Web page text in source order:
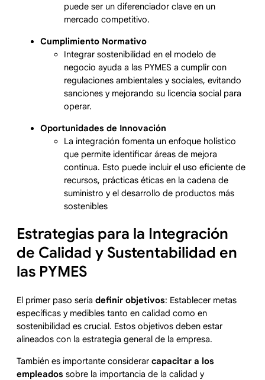
puede ser un diferenciador clave en un
mercado competitivo.
Cumplimiento Normativo
Integrar sostenibilidad en el modelo de
negocio ayuda a las PYMES a cumplir con
regulaciones ambientales y sociales, evitando
sanciones y mejorando su licencia social para
operar.
Oportunidades de Innovación
La integración fomenta un enfoque holístico
que permite identificar áreas de mejora
continua. Esto puede incluir el uso eficiente de
recursos, prácticas éticas en la cadena de
suministro y el desarrollo de productos más
sostenibles
Estrategias para la Integración
de Calidad y Sustentabilidad en
las PYMES
El primer paso sería definir objetivos: Establecer metas
específicas y medibles tanto en calidad como en
sostenibilidad es crucial. Estos objetivos deben estar
alineados con la estrategia general de la empresa.
También es importante considerar capacitar a los
empleados sobre la importancia de la calidad y